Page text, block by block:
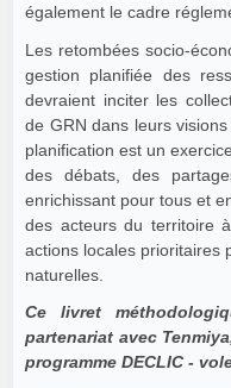
également le cadre
Les retombées socio-
gestion planifiée des
devraient inciter les
de GRN dans leurs
planification est un
des débats, des
enrichissant pour tous et
des acteurs du territoire
actions locales prioritaires
naturelles.
Ce livret
partenariat avec
programme DECLIC -